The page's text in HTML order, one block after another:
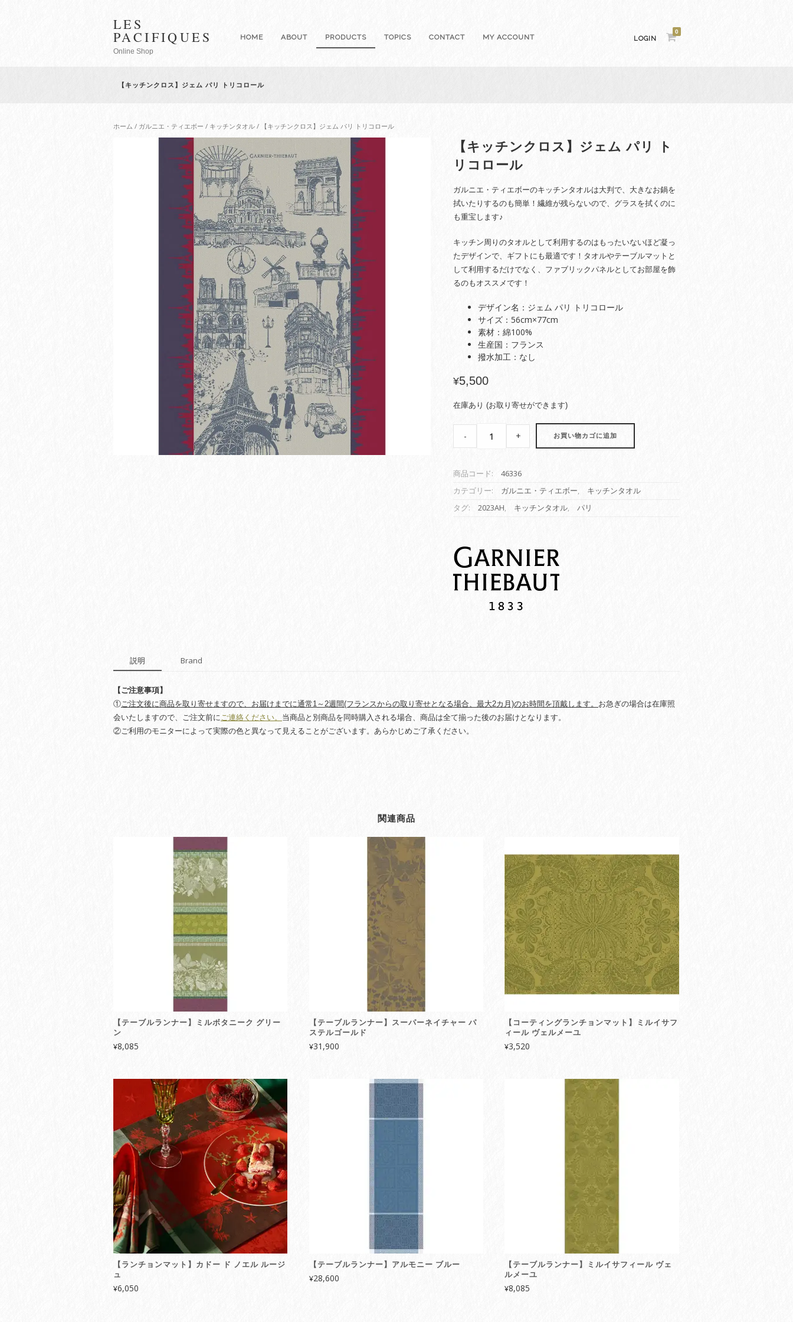
LES
PACIFIQUES
Online Shop
HOME ABOUT PRODUCTS TOPICS CONTACT MY ACCOUNT LOGIN
0
【キッチンクロス】ジェム パリ トリコロール
ホーム / ガルニエ・ティエボー / キッチンタオル / 【キッチンクロス】ジェム パリ トリコロール
【キッチンクロス】ジェム パリ ト
リコロール
ガルニエ・ティエボーのキッチンタオルは大判で、大きなお鍋を
拭いたりするのも簡単！繊維が残らないので、グラスを拭くのに
も重宝します♪
キッチン周りのタオルとして利用するのはもったいないほど凝っ
たデザインで、ギフトにも最適です！ タオルやテーブルマットと
して利用するだけでなく、ファブリックパネルとしてお部屋を飾
るのもオススメです！
デザイン名：ジェム パリ トリコロール
サイズ：56cm×77cm
素材：綿100%
生産国：フランス
撥水加工：なし
¥5,500
在庫あり (お取り寄せができます)
ク
ロ
ス】
パ
リ
ト
リ
- + お買い物カゴに追加
商品コード:
46336
カテゴリー:
ガルニエ・ティエボー,
キッチンタオル
タグ:
2023AH, キッチンタオル, パリ
説明 Brand
【ご注意事項】
①ご注文後に商品を取り寄せますので、お届けまでに通常1～2週間(フランスからの取り寄せとなる場合、最大2カ月)のお時間を頂戴します。 お急ぎの場合は在庫照
会いたしますので、ご注文前にご連絡ください。 当商品と別商品を同時購入される場合、商品は全て揃った後のお届けとなります。
②ご利用のモニターによって実際の色と異なって見えることがございます。あらかじめご了承ください。
関連商品
【テーブルランナー】ミルボタニーク グリー
ン
¥8,085
【テーブルランナー】スーパーネイチャー パ
ステルゴールド
¥31,900
【コーティングランチョンマット】ミルイサフ
ィール ヴェルメーユ
¥3,520
【ランチョンマット】カドー ド ノエル ルージ
ュ
¥6,050
【テーブルランナー】アルモニー ブルー
¥28,600
【テーブルランナー】ミルイサフィール ヴェ
ルメーユ
¥8,085